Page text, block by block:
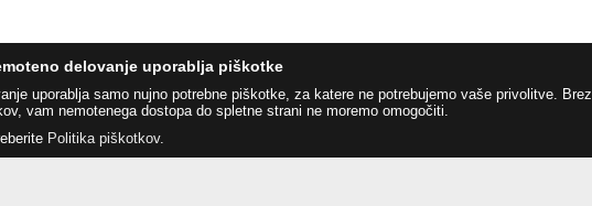
delovanje uporablja piškotke
uporablja samo nujno potrebne piškotke, za katere ne potrebujemo vaše privolitve. Brez
vam nemotenega dostopa do spletne strani ne moremo omogočiti.
Politika piškotkov.